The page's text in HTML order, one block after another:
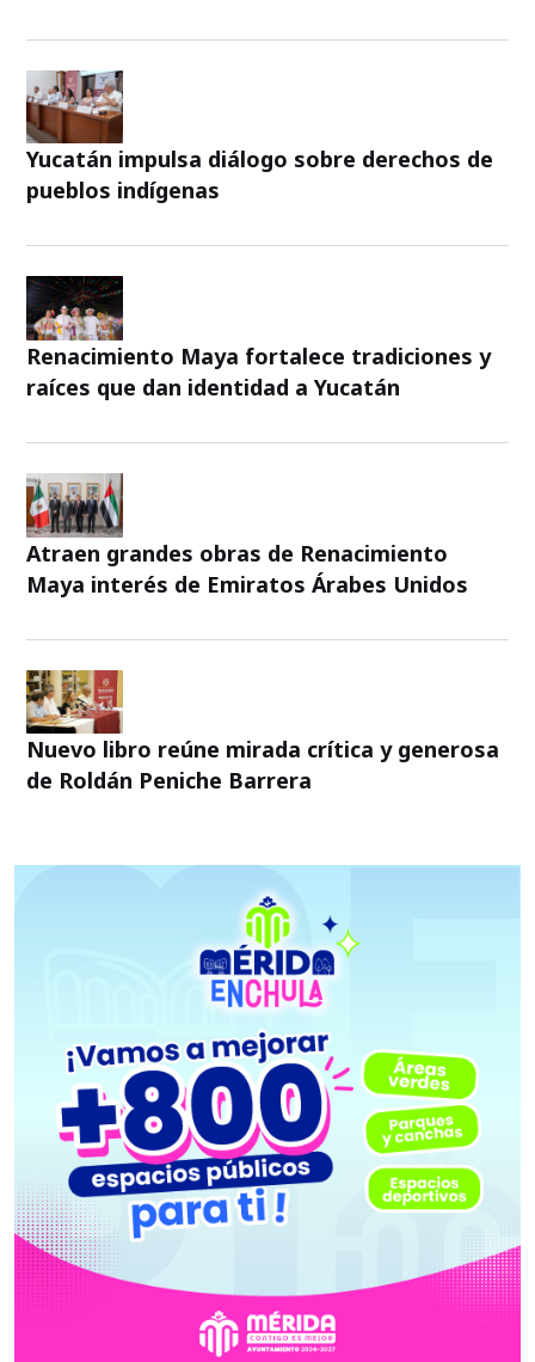
Yucatán impulsa diálogo sobre derechos de
pueblos indígenas
Renacimiento Maya fortalece tradiciones y
raíces que dan identidad a Yucatán
Atraen grandes obras de Renacimiento
Maya interés de Emiratos Árabes Unidos
Nuevo libro reúne mirada crítica y generosa
de Roldán Peniche Barrera